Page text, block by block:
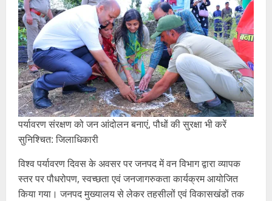
पर्यावरण संरक्षण को जन आंदोलन बनाएं, पौधों की सुरक्षा भी करें
सुनिश्चित: जिलाधिकारी
विश्व पर्यावरण दिवस के अवसर पर जनपद में वन विभाग द्वारा व्यापक
स्तर पर पौधरोपण, स्वच्छता एवं जनजागरुकता कार्यक्रम आयोजित
किया गया। जनपद मुख्यालय से लेकर तहसीलों एवं विकासखंडों तक